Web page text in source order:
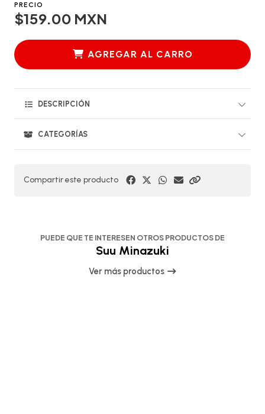
PRECIO
$159.00 MXN
AGREGAR AL CARRO
DESCRIPCIÓN
CATEGORÍAS
Compartir este producto
PUEDE QUE TE INTERESEN OTROS PRODUCTOS DE
Suu Minazuki
Ver más productos